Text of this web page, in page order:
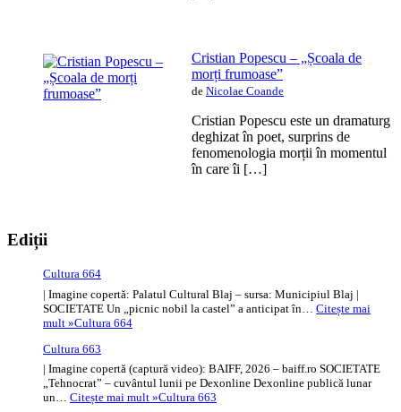
Cristian Popescu – „Școala de
morți frumoase”
de Nicolae Coande
Cristian Popescu este un dramaturg
deghizat în poet, surprins de
fenomenologia morții în momentul
în care îi […]
Ediții
Cultura 664
| Imagine copertă: Palatul Cultural Blaj – sursa: Municipiul Blaj |
SOCIETATE Un „picnic nobil la castel” a anticipat în… Citește mai
mult »Cultura 664
Cultura 663
| Imagine copertă (captură video): BAIFF, 2026 – baiff.ro SOCIETATE
„Tehnocrat” – cuvântul lunii pe Dexonline Dexonline publică lunar
un… Citește mai mult »Cultura 663